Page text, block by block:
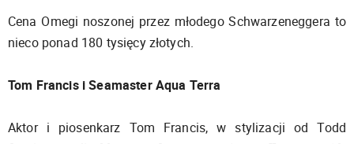
Cena Omegi noszonej przez młodego Schwarzeneggera to
nieco ponad 180 tysięcy złotych.
Tom Francis i Seamaster Aqua Terra
Aktor i piosenkarz Tom Francis, w stylizacji od Todd